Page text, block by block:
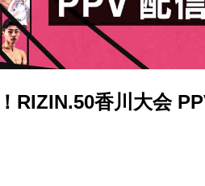
RIZIN.50香川大会